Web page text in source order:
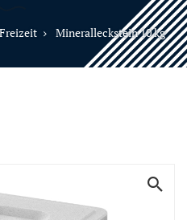
Freizeit Mineralleckstein 10 kg